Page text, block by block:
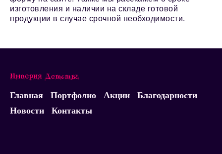
изготовления и наличии на складе готовой
продукции в случае срочной необходимости.
Главная Портфолио Акции
Благодарности
Новости
Контакты